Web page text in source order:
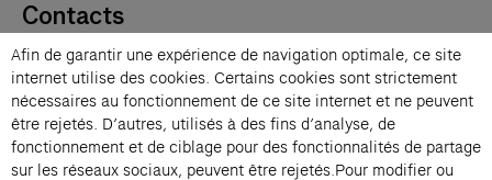
Contacts
Membres
Presse
Privatisations
Changer de langue 
Inscription à la newsletter
Afin de garantir une expérience de navigation optimale, ce site
internet utilise des cookies. Certains cookies sont strictement
nécessaires au fonctionnement de ce site internet et ne peuvent
être rejetés. D’autres, utilisés à des fins d’analyse, de
fonctionnement et de ciblage pour des fonctionnalités de partage
sur les réseaux sociaux, peuvent être rejetés.Pour modifier ou